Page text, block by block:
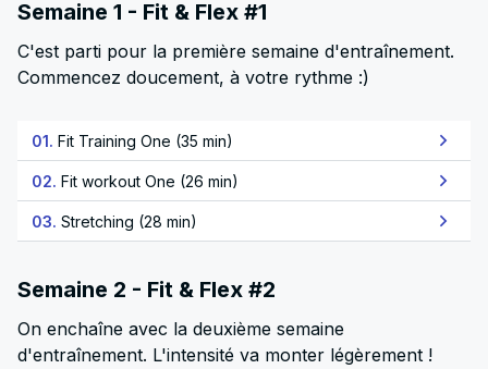
Semaine 1 - Fit & Flex #1
C'est parti pour la première semaine d'entraînement.
Commencez doucement, à votre rythme :)
01. Fit Training One (35 min)
02. Fit workout One (26 min)
03. Stretching (28 min)
Semaine 2 - Fit & Flex #2
On enchaîne avec la deuxième semaine
d'entraînement. L'intensité va monter légèrement !